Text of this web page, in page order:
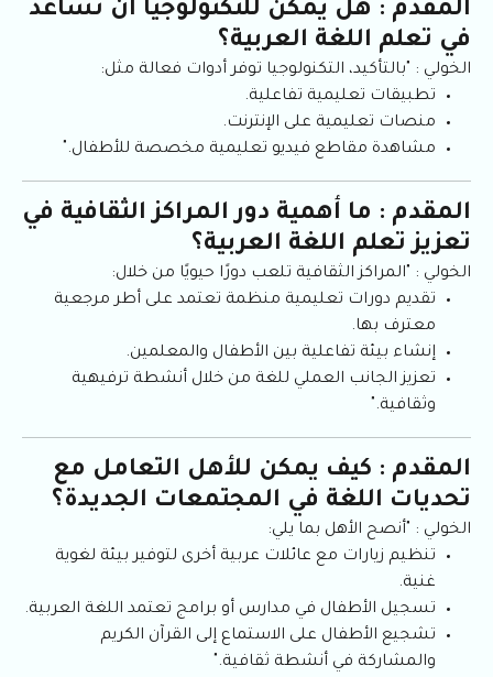
المقدم : هل يمكن للتكنولوجيا أن تساعد
في تعلم اللغة العربية؟
الخولي : "بالتأكيد، التكنولوجيا توفر أدوات فعالة مثل:
تطبيقات تعليمية تفاعلية.
منصات تعليمية على الإنترنت.
مشاهدة مقاطع فيديو تعليمية مخصصة للأطفال."
المقدم : ما أهمية دور المراكز الثقافية في
تعزيز تعلم اللغة العربية؟
الخولي : "المراكز الثقافية تلعب دورًا حيويًا من خلال:
تقديم دورات تعليمية منظمة تعتمد على أطر مرجعية
معترف بها.
إنشاء بيئة تفاعلية بين الأطفال والمعلمين.
تعزيز الجانب العملي للغة من خلال أنشطة ترفيهية
وثقافية."
المقدم : كيف يمكن للأهل التعامل مع
تحديات اللغة في المجتمعات الجديدة؟
الخولي : "أنصح الأهل بما يلي:
تنظيم زيارات مع عائلات عربية أخرى لتوفير بيئة لغوية
غنية.
تسجيل الأطفال في مدارس أو برامج تعتمد اللغة العربية.
تشجيع الأطفال على الاستماع إلى القرآن الكريم
والمشاركة في أنشطة ثقافية."